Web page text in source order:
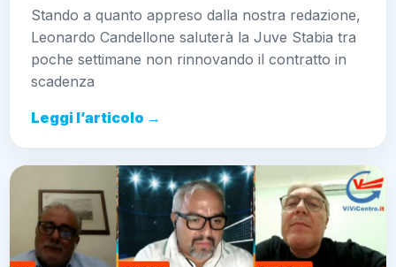
Stando a quanto appreso dalla nostra redazione,
Leonardo Candellone saluterà la Juve Stabia tra
poche settimane non rinnovando il contratto in
scadenza
Leggi l’articolo →